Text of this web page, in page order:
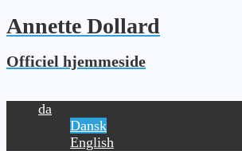
Annette Dollard
Officiel hjemmeside
da
Dansk
English